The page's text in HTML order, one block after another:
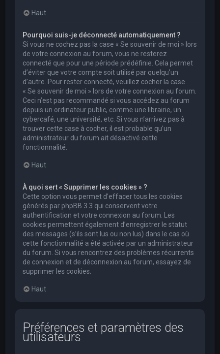
Haut
Pourquoi suis-je déconnecté automatiquement ?
Si vous ne cochez pas la case « Se souvenir de moi » lors
de votre connexion au forum, vous ne resterez
connecté que pour une période prédéfinie. Cela permet
d’éviter que votre compte soit utilisé par quelqu’un
d’autre. Pour rester connecté, veuillez cocher la case
« Se souvenir de moi » lors de votre connexion au forum.
Ceci n’est pas recommandé si vous accédez au forum
depuis un ordinateur public, comme une librairie, un
cybercafé, une université, etc. Si vous n’arrivez pas à
trouver cette case à cocher, il est probable qu’un
administrateur du forum ait désactivé cette
fonctionnalité.
Haut
À quoi sert « Supprimer les cookies » ?
Cette option vous permet d’effacer tous les cookies
générés par phpBB 3.3 qui conservent votre
authentification et votre connexion au forum. Les
cookies permettent également d’enregistrer le statut
des messages (s’ils sont lus ou non lus) dans le cas où
cette fonctionnalité a été activée par un administrateur
du forum. Si vous rencontrez des problèmes récurrents
de connexion et de déconnexion au forum, essayez de
supprimer les cookies.
Haut
Préférences et paramètres des
utilisateurs